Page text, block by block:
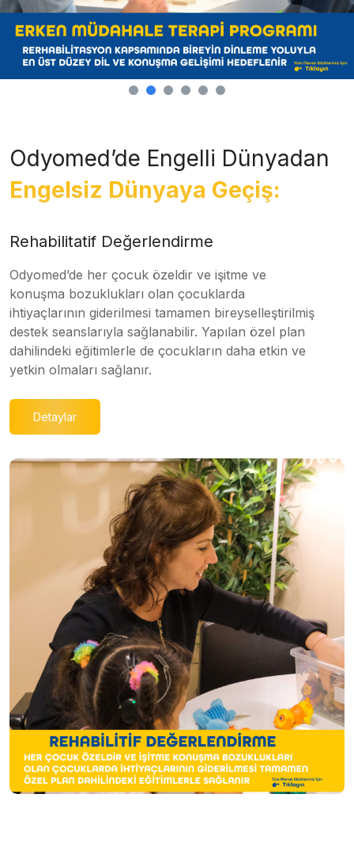
Odyomed’de Engelli Dünyadan
Engelsiz Dünyaya Geçiş:
Rehabilitatif Değerlendirme
Odyomed’de her çocuk özeldir ve işitme ve
konuşma bozuklukları olan çocuklarda
ihtiyaçlarının giderilmesi tamamen bireyselleştirilmiş
destek seanslarıyla sağlanabilir. Yapılan özel plan
dahilindeki eğitimlerle de çocukların daha etkin ve
yetkin olmaları sağlanır.
Detaylar